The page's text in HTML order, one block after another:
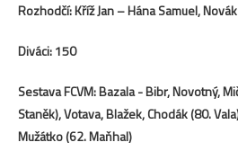
Rozhodčí: Kříž Jan – Hána Samuel,
Diváci: 150
Sestava FCVM: Bazala - Bibr, Novotný,
Staněk), Votava, Blažek, Chodák (80.
Mužátko (62. Maňhal)